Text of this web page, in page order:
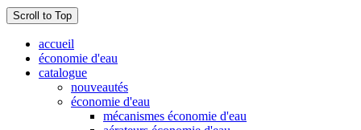
Scroll to Top
accueil
économie d'eau
catalogue
nouveautés
économie d'eau
mécanismes économie d'eau